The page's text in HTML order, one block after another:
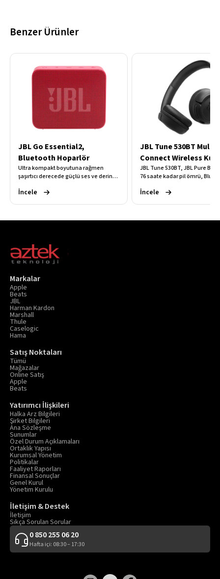
Benzer Ürünler
JBL Go Essential2,
Bluetooth Hoparlör
Ultra kompakt boyutuna rağmen
şaşırtıcı derecede güçlü ses ve derin
suya ve toza dayanıklı yapısıyla 5
İncele
JBL Tune 530BT Multi
Connect Wireless
JBL Tune 530BT, JBL Pure
76 saate kadar pil ömrü,
gün boyu kesintisiz ve güçlü
İncele
Markalar
Apple
Beats
JBL
Harman Kardon
Marshall
Thule
Caselogic
Hama
Satış Noktaları
Tümü
Mağazalar
Online Satış
Apple
Beats
Yatırımcı İlişkileri
Halka Arz Bilgileri
Şirket Bilgileri
Ana Sözleşme
Sunumlar
Özel Durum Açıklamaları
Ortaklık Yapısı
Kurumsal Yönetim
Politikalar
Faaliyet Raporları
Finansal Sonuçlar
Genel Kurul
Yönetim Kurulu
İletişim & Destek
İletişim
Sıkça Sorulan Sorular
0 850 255 06 20
Hafta içi: 08:30 – 17:30